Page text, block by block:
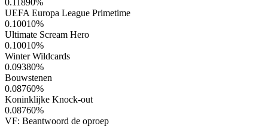
UEFA Europa League Primetime
0.10010%
Ultimate Scream Hero
0.10010%
Winter Wildcards
0.09380%
Bouwstenen
0.08760%
Koninklijke Knock-out
0.08760%
VF: Beantwoord de oproep